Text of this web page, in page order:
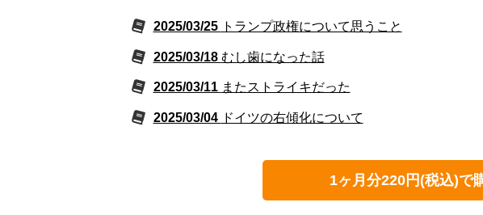
2025/03/25 トランプ政権について思うこと
2025/03/18 むし歯になった話
2025/03/11 またストライキだった
2025/03/04 ドイツの右傾化について
1ヶ月分220円(税込)で